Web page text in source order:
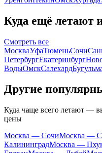
Куда ещё летают
Смотреть все
МоскваУфаТюменьСочи
ПетербургЕкатеринбург
ВодыОмскСалехард
Другие
Куда чаще всего летают —
цены
Москва — СочиМосква —
КалининградМосква —